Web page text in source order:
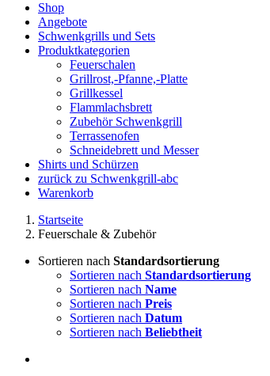
Shop
Angebote
Schwenkgrills und Sets
Produktkategorien
Feuerschalen
Grillrost,-Pfanne,-Platte
Grillkessel
Flammlachsbrett
Zubehör Schwenkgrill
Terrassenofen
Schneidebrett und Messer
Shirts und Schürzen
zurück zu Schwenkgrill-abc
Warenkorb
Startseite
Feuerschale & Zubehör
Sortieren nach Standardsortierung
Sortieren nach Standardsortierung
Sortieren nach Name
Sortieren nach Preis
Sortieren nach Datum
Sortieren nach Beliebtheit